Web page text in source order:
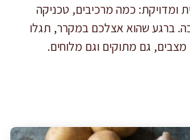
ומדויקת: כמה מרכיבים, טכניקה
ברגע שהוא אצלכם במקרר, תגלו
גם מתוקים וגם מלוחים.